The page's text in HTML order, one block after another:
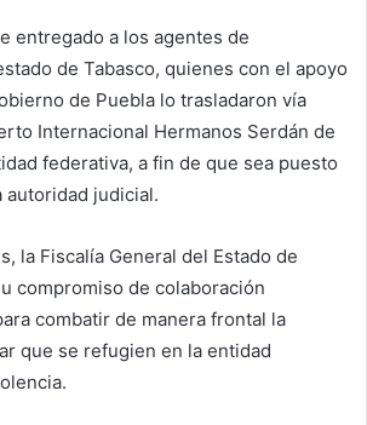
entregado a los agentes de
de Tabasco, quienes con el apoyo
de Puebla lo trasladaron vía
Internacional Hermanos Serdán de
federativa, a fin de que sea puesto
autoridad judicial.
la Fiscalía General del Estado de
compromiso de colaboración
combatir de manera frontal la
que se refugien en la entidad